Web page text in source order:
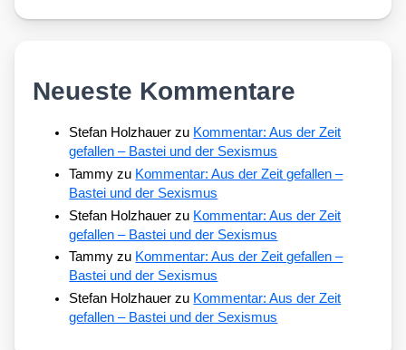
Neueste Kommentare
Stefan Holzhauer zu Kommentar: Aus der Zeit
gefallen – Bastei und der Sexismus
Tammy zu Kommentar: Aus der Zeit gefallen –
Bastei und der Sexismus
Stefan Holzhauer zu Kommentar: Aus der Zeit
gefallen – Bastei und der Sexismus
Tammy zu Kommentar: Aus der Zeit gefallen –
Bastei und der Sexismus
Stefan Holzhauer zu Kommentar: Aus der Zeit
gefallen – Bastei und der Sexismus